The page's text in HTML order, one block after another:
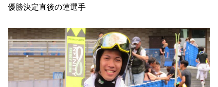
優勝決定直後の蓮選手